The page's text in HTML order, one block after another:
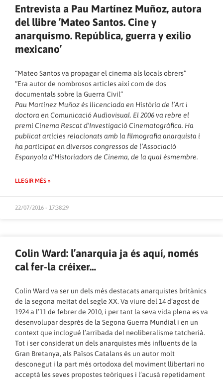
Entrevista a Pau Martínez Muñoz, autora
del llibre ’Mateo Santos. Cine y
anarquismo. República, guerra y exilio
mexicano’
“Mateo Santos va propagar el cinema als locals obrers”
“Era autor de nombrosos articles així com de dos
documentals sobre la Guerra Civil”
Pau Martínez Muñoz és llicenciada en Història de l’Art i
doctora en Comunicació Audiovisual. El 2006 va rebre el
premi Cinema Rescat d’Investigació Cinematogràfica. Ha
publicat articles relacionats amb la filmografia anarquista i
ha participat en diversos congressos de l’Associació
Espanyola d’Historiadors de Cinema, de la qual ésmembre.
LLEGIR MÉS »
22/07/2016 - 17:38:29
Colin Ward: l’anarquia ja és aquí, només
cal fer-la créixer…
Colin Ward va ser un dels més destacats anarquistes britànics
de la segona meitat del segle XX. Va viure del 14 d’agost de
1924 a l’11 de febrer de 2010, i per tant la seva vida plena es va
desenvolupar després de la Segona Guerra Mundial i en un
context que inclogué l’arribada del neoliberalisme tatcherià.
Tot i ser considerat un dels anarquistes més influents de la
Gran Bretanya, als Països Catalans és un autor molt
desconegut i la part més ortodoxa del moviment llibertari no
acceptà les seves propostes teòriques i l’acusà repetidament